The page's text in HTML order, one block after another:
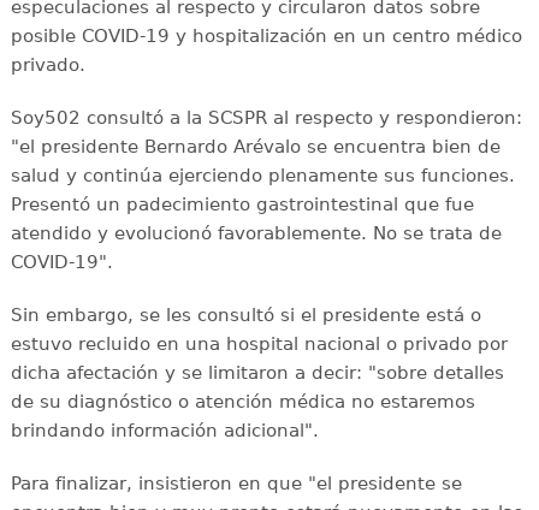
especulaciones al respecto y circularon datos sobre
posible COVID-19 y hospitalización en un centro médico
privado.
Soy502 consultó a la SCSPR al respecto y respondieron:
"el presidente Bernardo Arévalo se encuentra bien de
salud y continúa ejerciendo plenamente sus funciones.
Presentó un padecimiento gastrointestinal que fue
atendido y evolucionó favorablemente. No se trata de
COVID-19".
Sin embargo, se les consultó si el presidente está o
estuvo recluido en una hospital nacional o privado por
dicha afectación y se limitaron a decir: "sobre detalles
de su diagnóstico o atención médica no estaremos
brindando información adicional".
Para finalizar, insistieron en que "el presidente se